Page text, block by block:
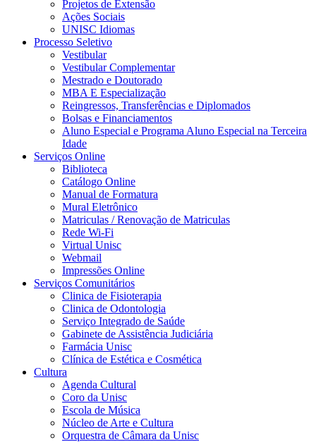
Projetos de Extensão
Ações Sociais
UNISC Idiomas
Processo Seletivo
Vestibular
Vestibular Complementar
Mestrado e Doutorado
MBA E Especialização
Reingressos, Transferências e Diplomados
Bolsas e Financiamentos
Aluno Especial e Programa Aluno Especial na Terceira
Idade
Serviços Online
Biblioteca
Catálogo Online
Manual de Formatura
Mural Eletrônico
Matriculas / Renovação de Matriculas
Rede Wi-Fi
Virtual Unisc
Webmail
Impressões Online
Serviços Comunitários
Clinica de Fisioterapia
Clinica de Odontologia
Serviço Integrado de Saúde
Gabinete de Assistência Judiciária
Farmácia Unisc
Clínica de Estética e Cosmética
Cultura
Agenda Cultural
Coro da Unisc
Escola de Música
Núcleo de Arte e Cultura
Orquestra de Câmara da Unisc